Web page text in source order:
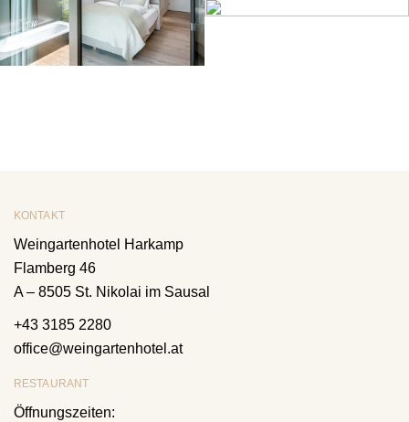
KONTAKT
Weingartenhotel Harkamp
Flamberg 46
A – 8505 St. Nikolai im Sausal
+43 3185 2280
office@weingartenhotel.at
RESTAURANT
Öffnungszeiten: